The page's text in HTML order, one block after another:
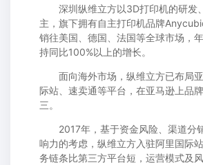
深圳纵维立方以3D打印机的研发
主，旗下拥有自主打印机品牌
销往美国、德国、法国等全球市场，
持同比100%以上的增长。
面向海外市场，纵维立方已布局亚
际站、速卖通等平台，在亚马逊上品
三。
2017年，基于资金风险、渠道分
响力的考虑，纵维立方入驻阿里国际
务链条比第三方平台短，运营模式及